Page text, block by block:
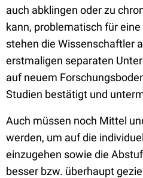
auch abklingen oder zu
kann, problematisch für
stehen die Wissenschaftler
erstmaligen separaten
auf neuem
Studien bestätigt und
Auch müssen noch Mittel
werden, um auf die
einzugehen sowie die
besser bzw. überhaupt